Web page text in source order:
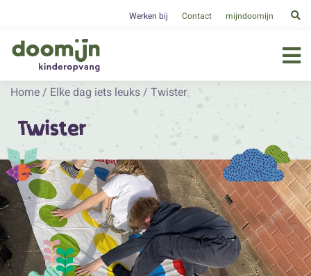
Werken bij Contact mijndoomijn
Home / Elke dag iets leuks / Twister
Twister